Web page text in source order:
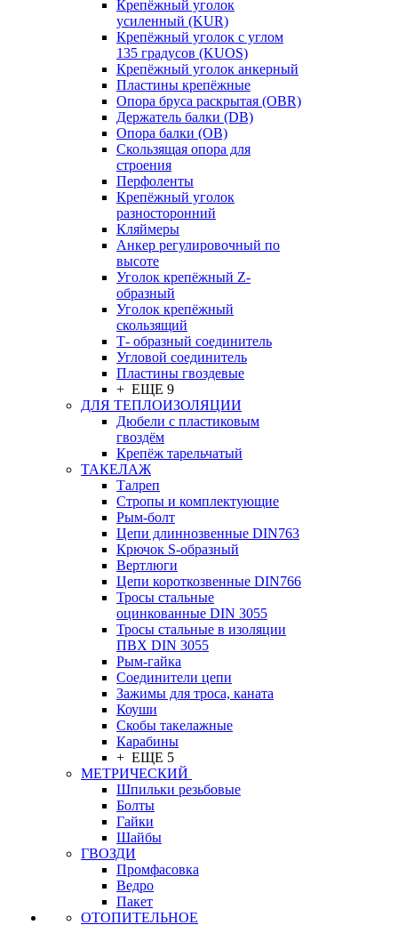
Крепёжный уголок
усиленный (KUR)
Крепёжный уголок с углом
135 градусов (KUOS)
Крепёжный уголок анкерный
Пластины крепёжные
Опора бруса раскрытая (OBR)
Держатель балки (DB)
Опора балки (ОВ)
Скользящая опора для
строения
Перфоленты
Крепёжный уголок
разносторонний
Кляймеры
Анкер регулировочный по
высоте
Уголок крепёжный Z-
образный
Уголок крепёжный
скользящий
Т- образный соединитель
Угловой соединитель
Пластины гвоздевые
+ ЕЩЕ 9
ДЛЯ ТЕПЛОИЗОЛЯЦИИ
Дюбели с пластиковым
гвоздём
Крепёж тарельчатый
ТАКЕЛАЖ
Талреп
Стропы и комплектующие
Рым-болт
Цепи длиннозвенные DIN763
Крючок S-образный
Вертлюги
Цепи короткозвенные DIN766
Тросы стальные
оцинкованные DIN 3055
Тросы стальные в изоляции
ПВХ DIN 3055
Рым-гайка
Соединители цепи
Зажимы для троса, каната
Коуши
Скобы такелажные
Карабины
+ ЕЩЕ 5
МЕТРИЧЕСКИЙ
Шпильки резьбовые
Болты
Гайки
Шайбы
ГВОЗДИ
Промфасовка
Ведро
Пакет
ОТОПИТЕЛЬНОЕ